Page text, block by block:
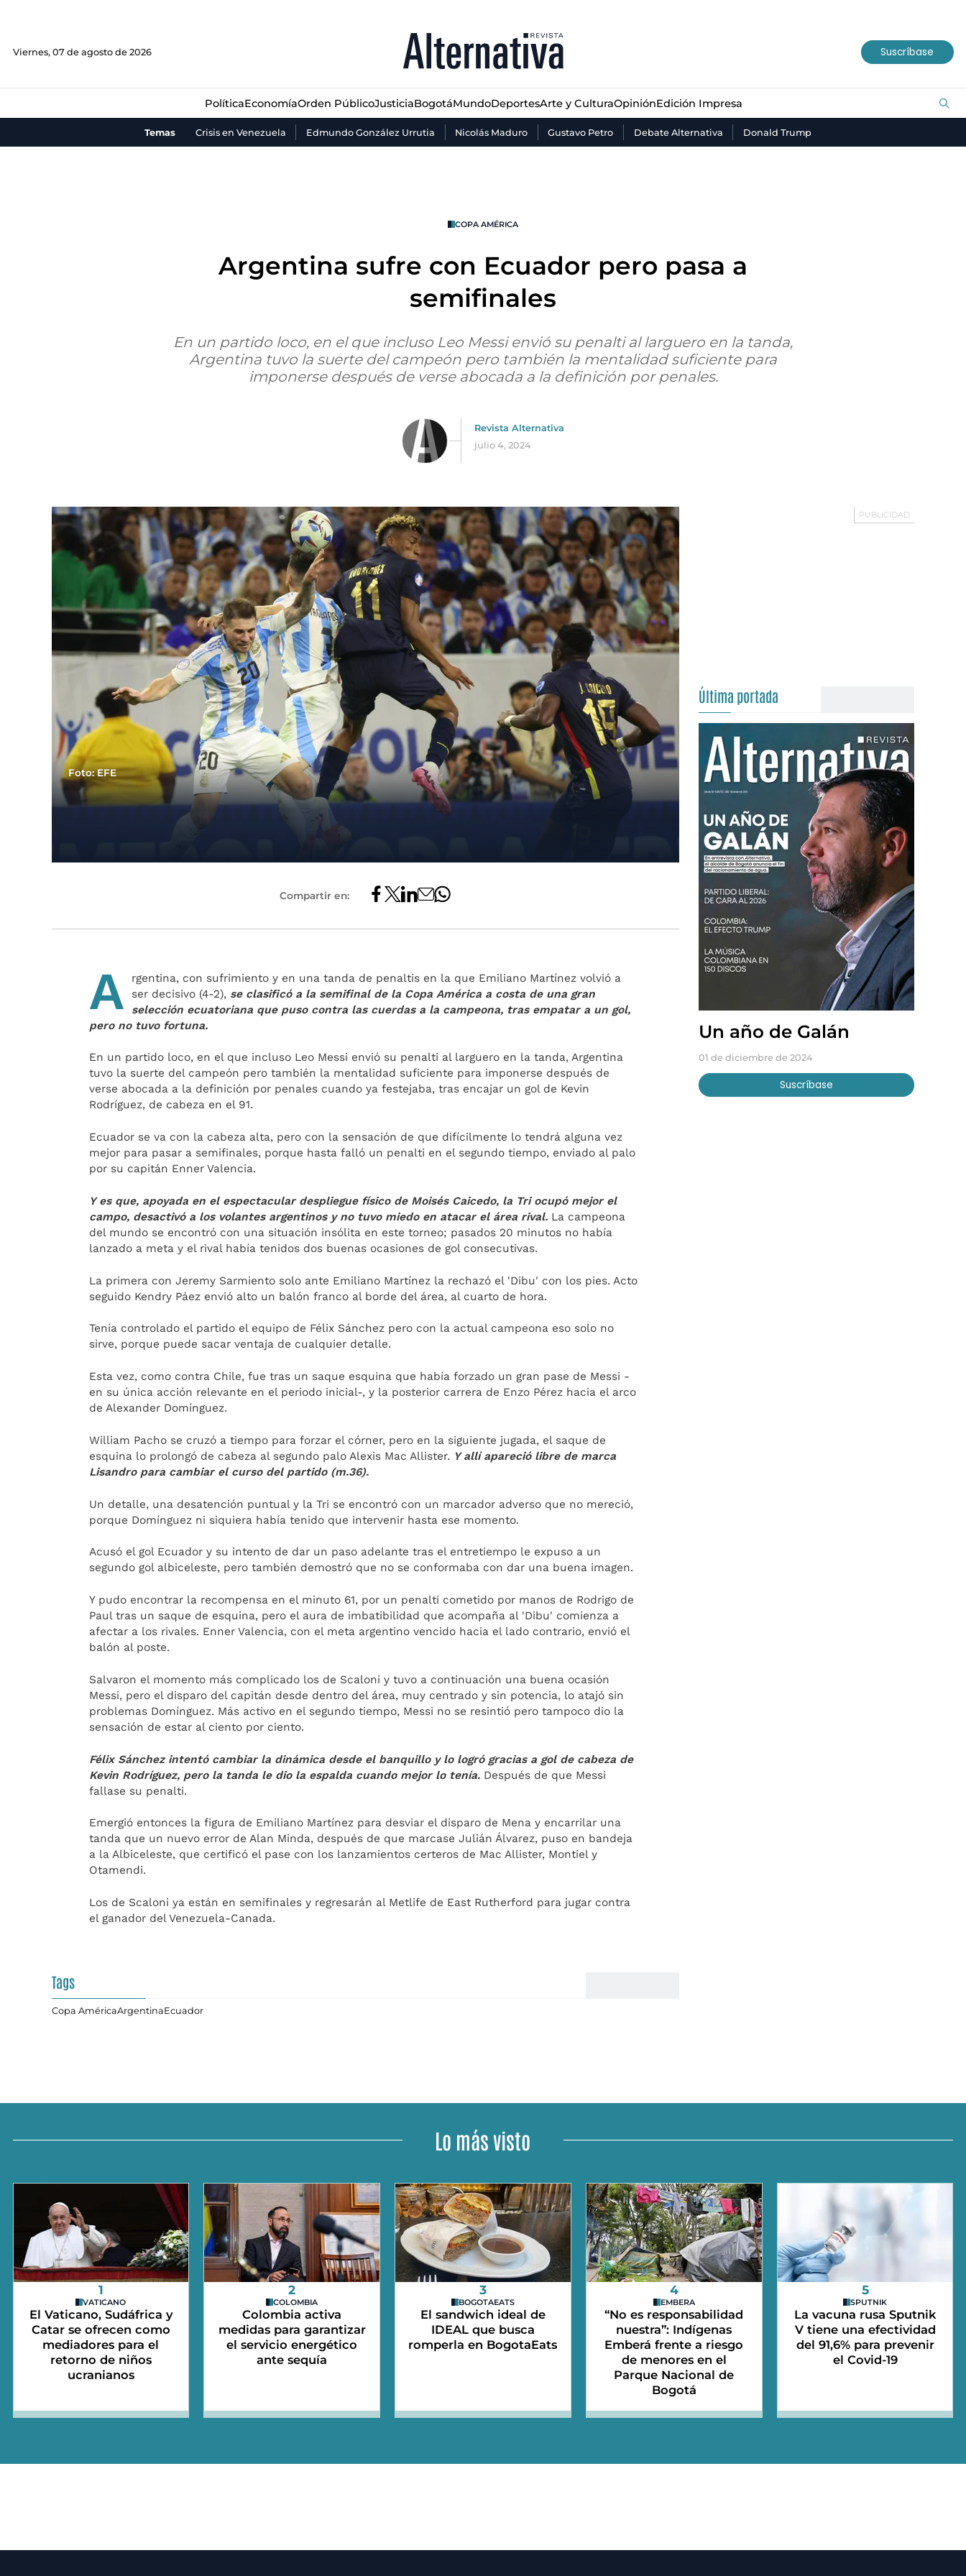
Viernes, 07 de agosto de 2026 Suscríbase
PolíticaEconomíaOrden PúblicoJusticiaBogotáMundoDeportesArte y CulturaOpiniónEdición Impresa
Temas Crisis en Venezuela Edmundo González Urrutia Nicolás Maduro Gustavo Petro Debate Alternativa Donald Trump
JusticiaBogotáMundo Deportes Arte y Cultura
COPA AMÉRICA
Argentina sufre con Ecuador pero pasa a
semifinales
En un partido loco, en el que incluso Leo Messi envió su penalti al larguero en la tanda,
Argentina tuvo la suerte del campeón pero también la mentalidad suficiente para
imponerse después de verse abocada a la definición por penales.
Revista Alternativa
julio 4, 2024
Foto: EFE
Compartir en:
A
rgentina, con sufrimiento y en una tanda de penaltis en la que Emiliano Martínez volvió a
ser decisivo (4-2), se clasificó a la semifinal de la Copa América a costa de una gran
selección ecuatoriana que puso contra las cuerdas a la campeona, tras empatar a un gol,
pero no tuvo fortuna.
En un partido loco, en el que incluso Leo Messi envió su penalti al larguero en la tanda, Argentina
tuvo la suerte del campeón pero también la mentalidad suficiente para imponerse después de
verse abocada a la definición por penales cuando ya festejaba, tras encajar un gol de Kevin
Rodríguez, de cabeza en el 91.
Ecuador se va con la cabeza alta, pero con la sensación de que difícilmente lo tendrá alguna vez
mejor para pasar a semifinales, porque hasta falló un penalti en el segundo tiempo, enviado al palo
por su capitán Enner Valencia.
Y es que, apoyada en el espectacular despliegue físico de Moisés Caicedo, la Tri ocupó mejor el
campo, desactivó a los volantes argentinos y no tuvo miedo en atacar el área rival. La campeona
del mundo se encontró con una situación insólita en este torneo; pasados 20 minutos no había
lanzado a meta y el rival había tenidos dos buenas ocasiones de gol consecutivas.
La primera con Jeremy Sarmiento solo ante Emiliano Martínez la rechazó el 'Dibu' con los pies. Acto
seguido Kendry Páez envió alto un balón franco al borde del área, al cuarto de hora.
Tenía controlado el partido el equipo de Félix Sánchez pero con la actual campeona eso solo no
sirve, porque puede sacar ventaja de cualquier detalle.
Esta vez, como contra Chile, fue tras un saque esquina que había forzado un gran pase de Messi -
en su única acción relevante en el periodo inicial-, y la posterior carrera de Enzo Pérez hacia el arco
de Alexander Domínguez.
William Pacho se cruzó a tiempo para forzar el córner, pero en la siguiente jugada, el saque de
esquina lo prolongó de cabeza al segundo palo Alexis Mac Allister. Y allí apareció libre de marca
Lisandro para cambiar el curso del partido (m.36).
Un detalle, una desatención puntual y la Tri se encontró con un marcador adverso que no mereció,
porque Domínguez ni siquiera había tenido que intervenir hasta ese momento.
Acusó el gol Ecuador y su intento de dar un paso adelante tras el entretiempo le expuso a un
segundo gol albiceleste, pero también demostró que no se conformaba con dar una buena imagen.
Y pudo encontrar la recompensa en el minuto 61, por un penalti cometido por manos de Rodrigo de
Paul tras un saque de esquina, pero el aura de imbatibilidad que acompaña al 'Dibu' comienza a
afectar a los rivales. Enner Valencia, con el meta argentino vencido hacia el lado contrario, envió el
balón al poste.
Salvaron el momento más complicado los de Scaloni y tuvo a continuación una buena ocasión
Messi, pero el disparo del capitán desde dentro del área, muy centrado y sin potencia, lo atajó sin
problemas Domínguez. Más activo en el segundo tiempo, Messi no se resintió pero tampoco dio la
sensación de estar al ciento por ciento.
Félix Sánchez intentó cambiar la dinámica desde el banquillo y lo logró gracias a gol de cabeza de
Kevin Rodríguez, pero la tanda le dio la espalda cuando mejor lo tenía. Después de que Messi
fallase su penalti.
Emergió entonces la figura de Emiliano Martínez para desviar el disparo de Mena y encarrilar una
tanda que un nuevo error de Alan Minda, después de que marcase Julián Álvarez, puso en bandeja
a la Albiceleste, que certificó el pase con los lanzamientos certeros de Mac Allister, Montiel y
Otamendi.
Los de Scaloni ya están en semifinales y regresarán al Metlife de East Rutherford para jugar contra
el ganador del Venezuela-Canada.
Tags
Copa AméricaArgentinaEcuador
Última portada
Un año de Galán
01 de diciembre de 2024
Suscríbase
Lo más visto
1
VATICANO
El Vaticano, Sudáfrica y
Catar se ofrecen como
mediadores para el
retorno de niños
ucranianos
2
COLOMBIA
Colombia activa
medidas para garantizar
el servicio energético
ante sequía
3
BOGOTAEATS
El sandwich ideal de
IDEAL que busca
romperla en BogotaEats
4
EMBERA
“No es responsabilidad
nuestra”: Indígenas
Emberá frente a riesgo
de menores en el
Parque Nacional de
Bogotá
5
SPUTNIK
La vacuna rusa Sputnik
V tiene una efectividad
del 91,6% para prevenir
el Covid-19